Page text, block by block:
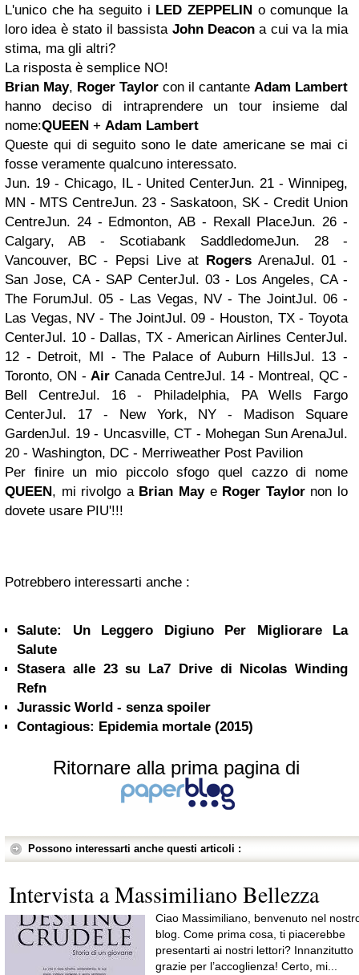
L'unico che ha seguito i LED ZEPPELIN o comunque la
loro idea è stato il bassista John Deacona cui va la mia
stima, ma gli altri?
La risposta è semplice NO!
Brian May, Roger Taylor con il cantante Adam Lambert
hanno deciso di intraprendere un tour insieme dal
nome:QUEEN + Adam Lambert
Queste qui di seguito sono le date americane se mai ci
fosse veramente qualcuno interessato.
Jun. 19 - Chicago, IL - United CenterJun. 21 - Winnipeg,
MN - MTS CentreJun. 23 - Saskatoon, SK - Credit Union
CentreJun. 24 - Edmonton, AB - Rexall PlaceJun. 26 -
Calgary, AB - Scotiabank SaddledomeJun. 28 -
Vancouver, BC - Pepsi Live at Rogers ArenaJul. 01 -
San Jose, CA - SAP CenterJul. 03 - Los Angeles, CA -
The ForumJul. 05 - Las Vegas, NV - The JointJul. 06 -
Las Vegas, NV - The JointJul. 09 - Houston, TX - Toyota
CenterJul. 10 - Dallas, TX - American Airlines CenterJul.
12 - Detroit, MI - The Palace of Auburn HillsJul. 13 -
Toronto, ON -Air Canada CentreJul. 14 - Montreal, QC -
Bell CentreJul. 16 - Philadelphia, PA Wells Fargo
CenterJul. 17 - New York, NY - Madison Square
GardenJul. 19 - Uncasville, CT - Mohegan Sun ArenaJul.
20 - Washington, DC - Merriweather Post Pavilion
Per finire un mio piccolo sfogo quel cazzo di nome
QUEEN, mi rivolgo a Brian Maye Roger Taylornon lo
dovete usare PIU'!!!
Potrebbero interessarti anche :
Salute: Un Leggero Digiuno Per Migliorare La
Salute
Stasera alle 23 su La7 Drive di Nicolas Winding
Refn
Jurassic World - senza spoiler
Contagious: Epidemia mortale (2015)
Ritornare alla prima pagina di
Possono interessarti anche questi articoli :
Intervista a Massimiliano Bellezza
Ciao Massimiliano, benvenuto nel
blog. Come prima cosa, ti piacerebbe
presentarti ai nostri lettori? Innanzitutto
grazie per l’accoglienza! Certo, mi...